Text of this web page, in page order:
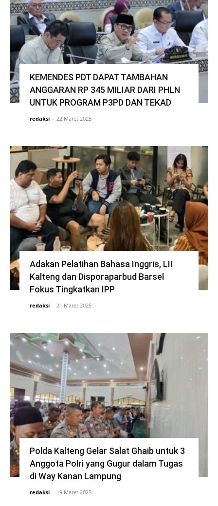
KEMENDES PDT DAPAT TAMBAHAN
ANGGARAN RP 345 MILIAR DARI PHLN
UNTUK PROGRAM P3PD DAN TEKAD
redaksi - 22 Maret 2025
Adakan Pelatihan Bahasa Inggris, LII
Kalteng dan Disporaparbud Barsel
Fokus Tingkatkan IPP
redaksi - 21 Maret 2025
Polda Kalteng Gelar Salat Ghaib untuk 3
Anggota Polri yang Gugur dalam Tugas
di Way Kanan Lampung
redaksi - 19 Maret 2025